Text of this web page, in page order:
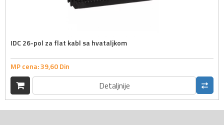
IDC 26-pol za flat kabl sa hvataljkom
MP cena:39,60Din
Detaljnije